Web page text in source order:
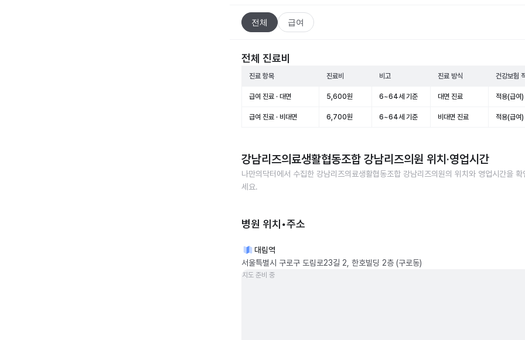
전체 급여
전체 진료비
진료 항목 진료비 비고 진료 방식 건강보험
급여 진료 · 대면 5,600원 6~64세 기준 대면 진료 적용(급여)
급여 진료 · 비대면 6,700원 6~64세 기준 비대면 진료 적용(급여)
강남리즈의료생활협동조합 강남리즈의원 위치·영업시간
나만의닥터에서 수집한 강남리즈의료생활협동조합 강남리즈의원의 위치와 영업시간을 확
세요.
병원 위치•주소
대림역
서울특별시 구로구 도림로23길 2, 한호빌딩 2층 (구로동)
지도 준비 중